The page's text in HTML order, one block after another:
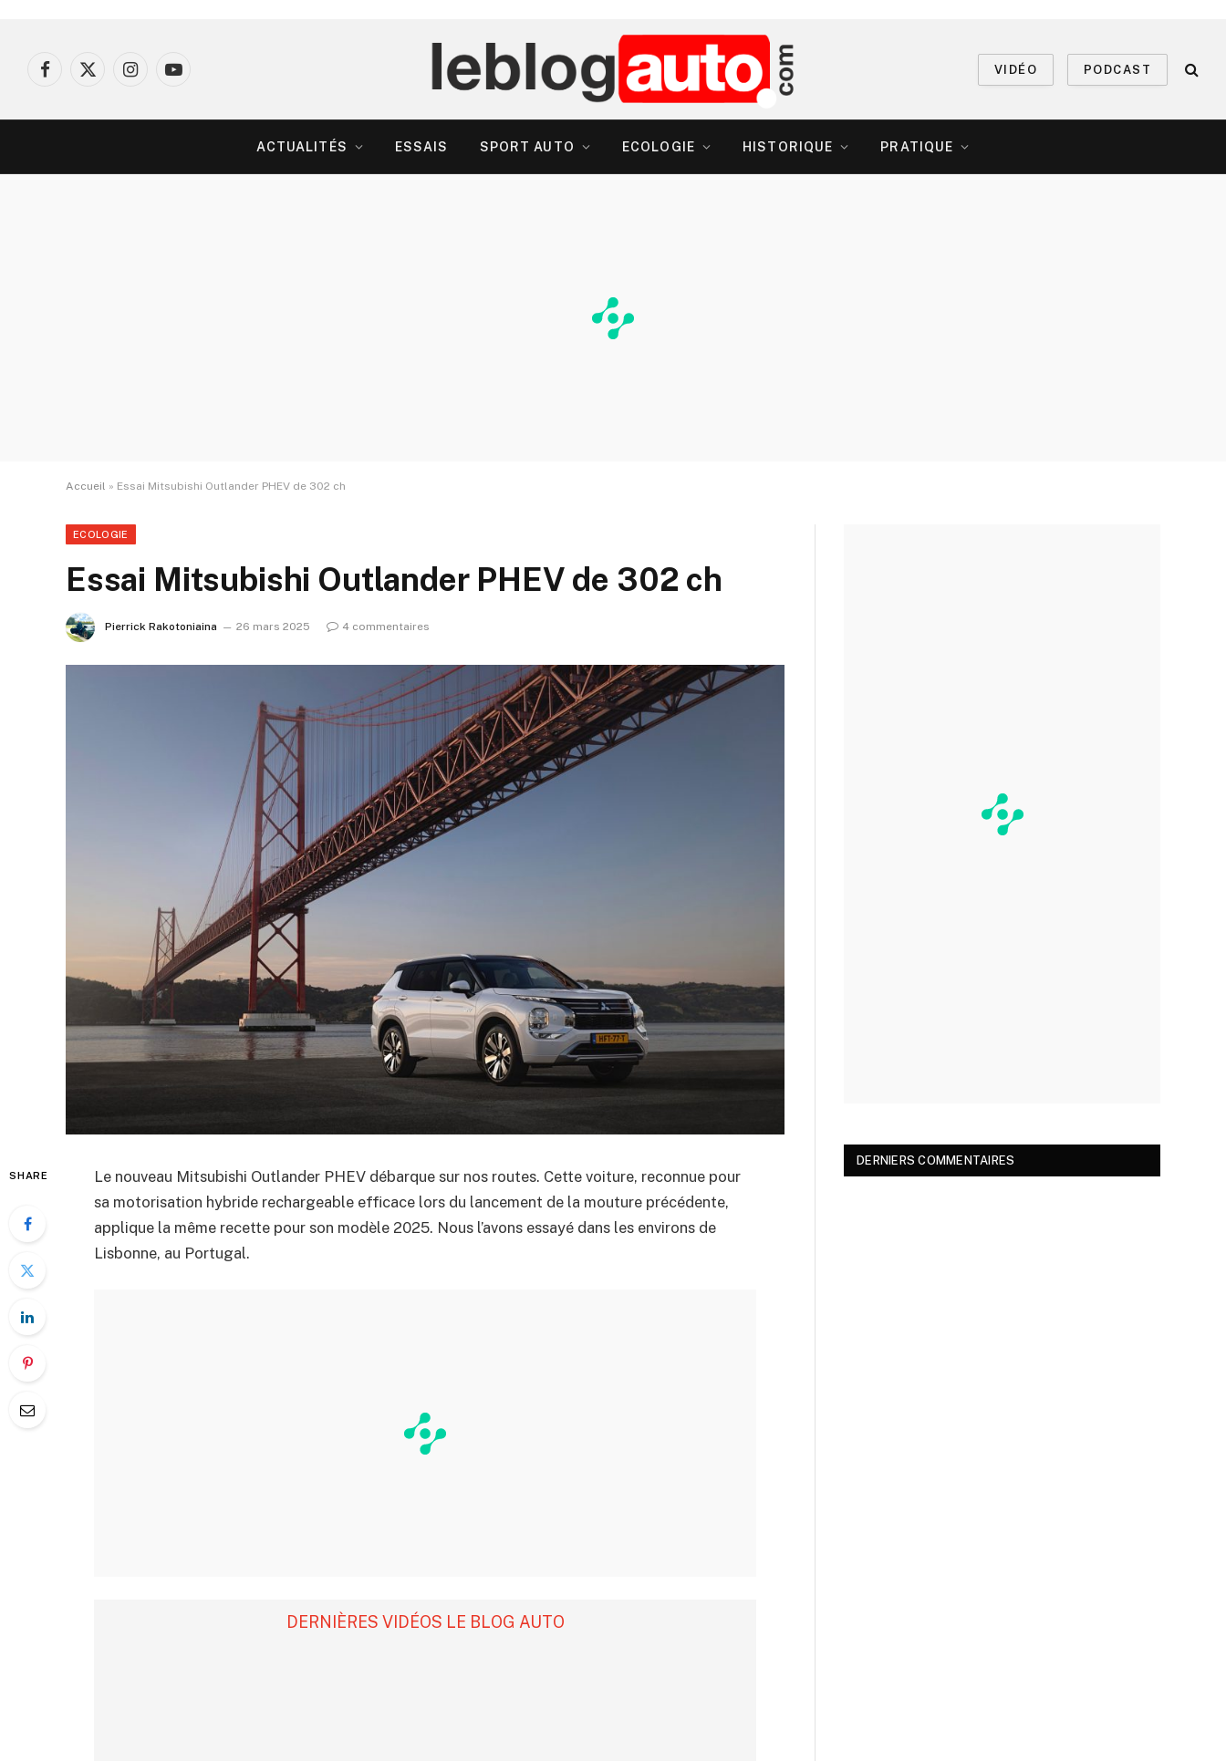
Facebook
X
InstagramYouTube
VIDÉO PODCAST
ACTUALITÉS ESSAIS SPORT AUTO ECOLOGIE HISTORIQUE PRATIQUE
Accueil » Essai Mitsubishi Outlander PHEV de 302 ch
ECOLOGIE
Essai Mitsubishi Outlander PHEV de 302 ch
Pierrick Rakotoniaina 26 mars 2025 4 commentaires
SHARE
Le nouveau Mitsubishi Outlander PHEV débarque sur nos routes. Cette voiture, reconnue pour
sa motorisation hybride rechargeable efficace lors du lancement de la mouture précédente,
applique la même recette pour son modèle 2025. Nous l’avons essayé dans les environs de
Lisbonne, au Portugal.
DERNIÈRES VIDÉOS LE BLOG AUTO
DERNIERS COMMENTAIRES